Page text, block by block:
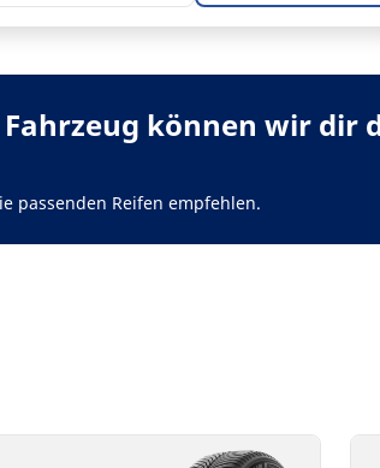
können wir dir
passenden Reifen empfehlen.